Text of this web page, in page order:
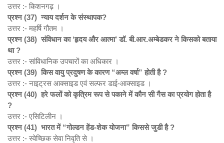
उत्तर :- किशनगढ़ ।
प्रश्न (37) न्याय दर्शन के संस्थापक?
उत्तर :- महर्षि गौतम ।
प्रश्न (38) संविधान का ‘हृदय और आत्मा’ डॉ. बी.आर.अम्बेडकर ने किसको बताया
था ?
उत्तर :- सांविधानिक उपचारों का अधिकार ।
प्रश्न (39) किस वायु प्रदुषण के कारण “अम्ल वर्षा” होती है ?
उत्तर :- नाइट्रस आक्साइड एवं सल्फर डाई-आक्साइड ।
प्रश्न (40) हरे फलों को कृत्रिम रूप से पकाने में कौन सी गैस का प्रयोग होता है
?
उत्तर :- एसिटिलीन ।
प्रश्न (41) भारत में “गोल्डन हेंड-शेक योजना” किससे जुडी है ?
उत्तर :- स्वेच्छिक सेवा निवृति से ।